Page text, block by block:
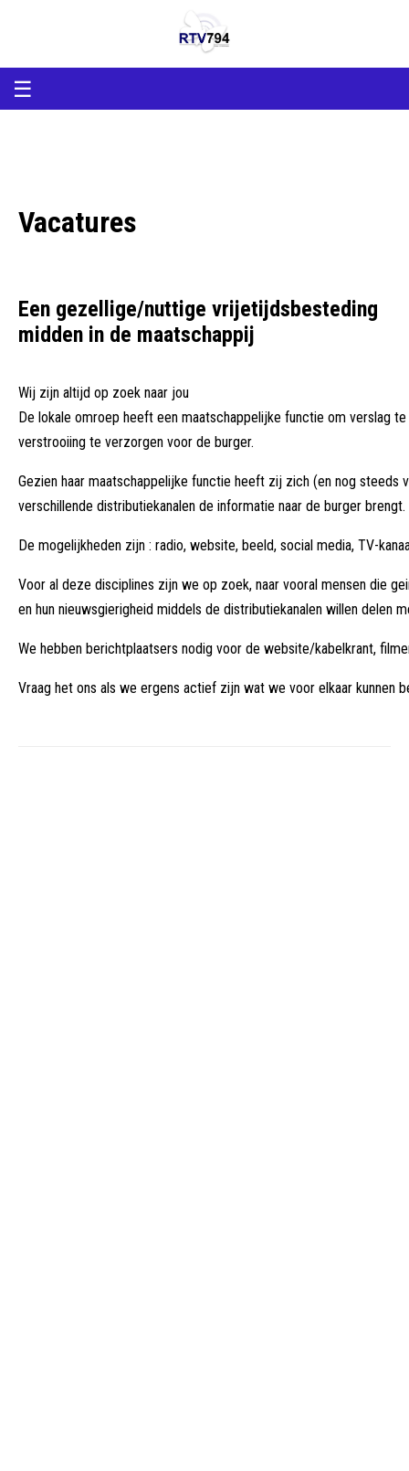
Epe☰
Vacatures
Een gezellige/nuttige vrijetijdsbesteding
midden in de maatschappij
Wij zijn altijd op zoek naar jou
De lokale omroep heeft een maatschappelijke functie om verslag te
verstrooiing te verzorgen voor de burger.
Gezien haar maatschappelijke functie heeft zij zich (en nog steeds
verschillende distributiekanalen de informatie naar de burger brengt.
De mogelijkheden zijn : radio, website, beeld, social media, TV-
Voor al deze disciplines zijn we op zoek, naar vooral mensen die
en hun nieuwsgierigheid middels de distributiekanalen willen delen
We hebben berichtplaatsers nodig voor de website/kabelkrant,
Vraag het ons als we ergens actief zijn wat we voor elkaar kunnen